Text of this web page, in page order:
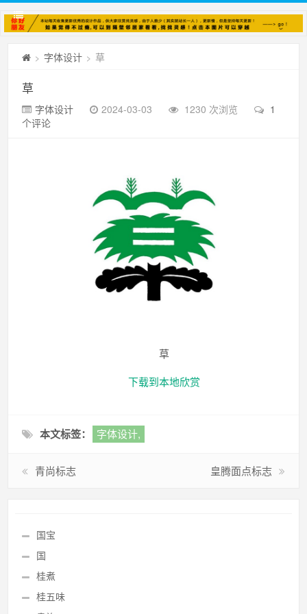
> 字体设计 > 草
草
字体设计 2024-03-03 1230 次浏览
1
个评论
草
下载到本地欣赏
本文标签： 字体设计,
青尚标志 皇腾面点标志
国宝
国
桂煮
桂五味